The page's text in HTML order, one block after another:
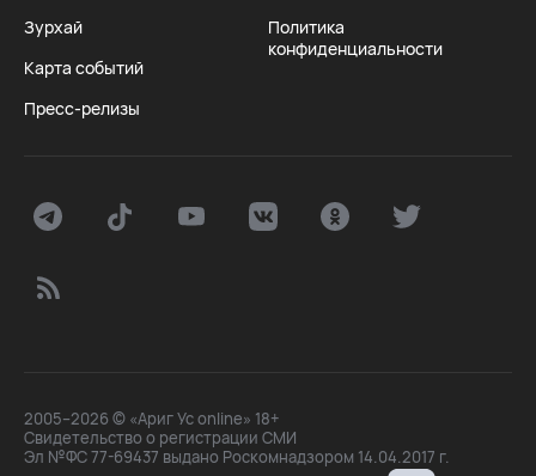
Зурхай
Карта событий
Пресс-релизы
Политика
конфиденциальности
2005–2026 © «Ариг Ус online» 18+
Свидетельство о регистрации СМИ
Эл №ФС 77-69437 выдано Роскомнадзором 14.04.2017 г.